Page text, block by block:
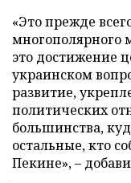
«Это прежде
многополярного
это достижение
украинском
развитие,
политических
большинства,
остальные, кто
Пекине», –